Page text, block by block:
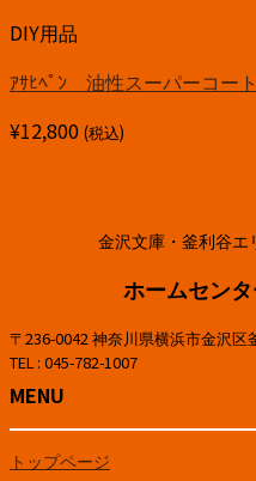
DIY用品
ｱｻﾋﾍﾟﾝ 油性スーパーコー
¥12,800 (税込)
金沢文庫・釜利谷エ
ホームセン
〒236-0042 神奈川県横浜市金沢区
TEL : 045-782-1007
MENU
トップページ